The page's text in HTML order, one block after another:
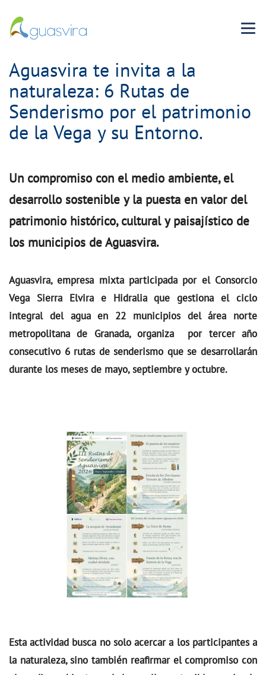
Menu
Aguasvira te invita a la
naturaleza: 6 Rutas de
Senderismo por el patrimonio
de la Vega y su Entorno.
Un compromiso con el medio ambiente, el
desarrollo sostenible y la puesta en valor del
patrimonio histórico, cultural y paisajístico de
los municipios de Aguasvira.
Aguasvira, empresa mixta participada por el Consorcio
Vega Sierra Elvira e Hidralia que gestiona el ciclo
integral del agua en 22 municipios del área norte
metropolitana de Granada, organiza por tercer año
consecutivo 6 rutas de senderismo que se desarrollarán
durante los meses de mayo, septiembre y octubre.
Esta actividad busca no solo acercar a los participantes a
la naturaleza, sino también reafirmar el compromiso con